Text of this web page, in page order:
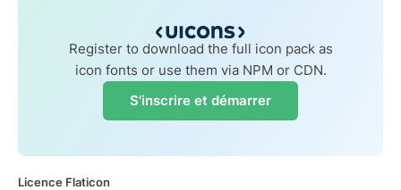
Register to download the full icon pack as
icon fonts or use them via NPM or CDN.
S'inscrire et démarrer
Licence Flaticon